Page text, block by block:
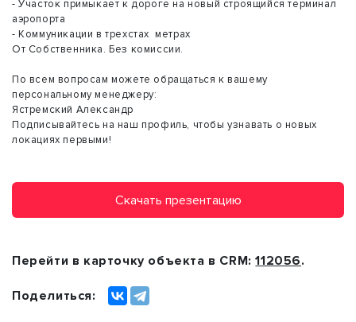
- Участок примыкает к дороге на новый строящийся терминал
аэропорта
- Коммуникации в трехстах метрах
От Собственника. Без комиссии.
По всем вопросам можете обращаться к вашему
персональному менеджеру:
Ястремский Александр
Подписывайтесь на наш профиль, чтобы узнавать о новых
локациях первыми!
Скачать презентацию
Перейти в карточку объекта в CRM:112056.
Поделиться: